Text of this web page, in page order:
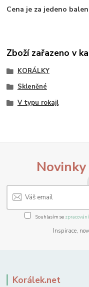
Cena je za jedeno
Zboží zařazeno v
KORÁLKY
Skleněné
V typu rokajl
Souhlasím se
Inspirace,
Korálek.net